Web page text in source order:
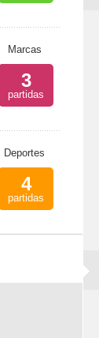
Marcas
3
partidas
Deportes
4
partidas